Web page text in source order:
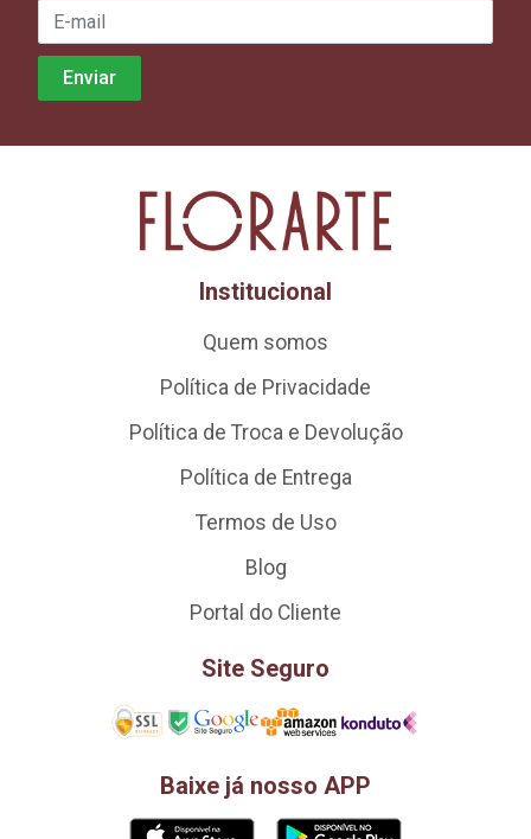
Institucional
Quem somos
Política de Privacidade
Política de Troca e Devolução
Política de Entrega
Termos de Uso
Blog
Portal do Cliente
Site Seguro
Baixe já nosso APP